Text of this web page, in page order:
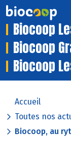
Biocoop
Biocoop
Biocoop
Accueil
Toutes nos
Biocoop, au